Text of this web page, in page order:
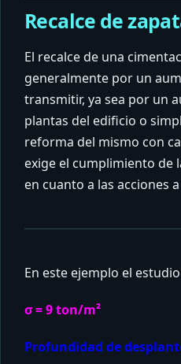
Recalce de
El recalce de una
generalmente por un
transmitir, ya sea por un
plantas del edificio o
reforma del mismo con
exige el cumplimiento de
en cuanto a las acciones
En este ejemplo el
σ = 9 ton/m²
Profundidad de